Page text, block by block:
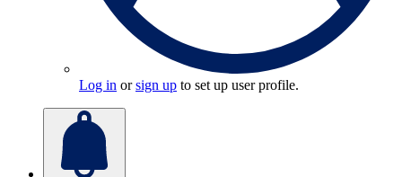
Log in orsign up to set up user profile.